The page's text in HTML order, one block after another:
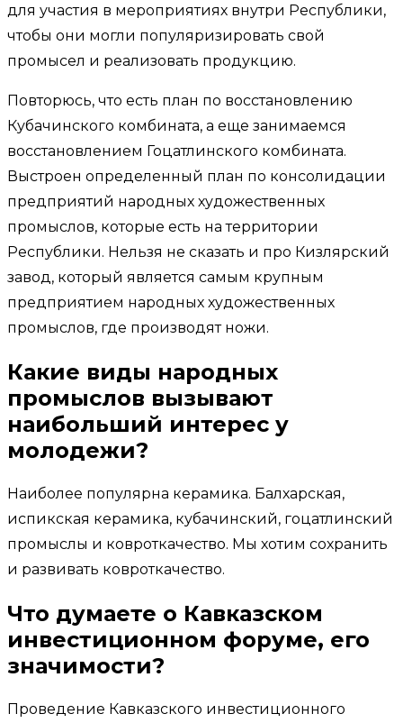
для участия в мероприятиях внутри Республики,
чтобы они могли популяризировать свой
промысел и реализовать продукцию.
Повторюсь, что есть план по восстановлению
Кубачинского комбината, а еще занимаемся
восстановлением Гоцатлинского комбината.
Выстроен определенный план по консолидации
предприятий народных художественных
промыслов, которые есть на территории
Республики. Нельзя не сказать и про Кизлярский
завод, который является самым крупным
предприятием народных художественных
промыслов, где производят ножи.
Какие виды народных
промыслов вызывают
наибольший интерес у
молодежи?
Наиболее популярна керамика. Балхарская,
испикская керамика, кубачинский, гоцатлинский
промыслы и ковроткачество. Мы хотим сохранить
и развивать ковроткачество.
Что думаете о Кавказском
инвестиционном форуме, его
значимости?
Проведение Кавказского инвестиционного